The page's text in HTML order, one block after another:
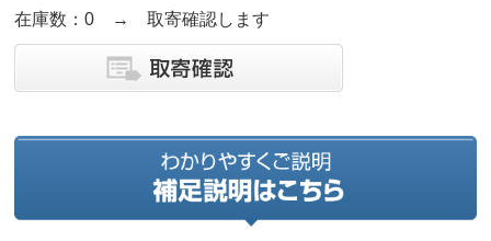
在庫数：0 → 取寄確認します